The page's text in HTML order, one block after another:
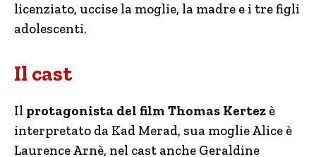
licenziato, uccise la moglie, la madre e i tre figli
adolescenti.
Il cast
Il protagonista del film Thomas Kertez è
interpretato da Kad Merad, sua moglie Alice è
Laurence Arnè, nel cast anche Geraldine